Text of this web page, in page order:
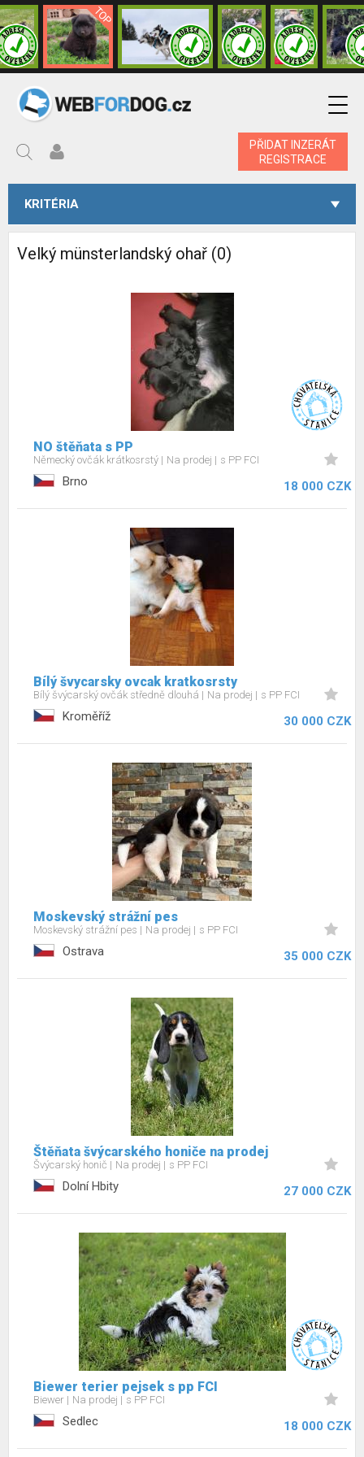
PŘIDAT INZERÁT
REGISTRACE
KRITÉRIA
Velký münsterlandský ohař (0)
NO štěňata s PP
Německý ovčák krátkosrstý Na prodej s PP FCI
Brno 18 000 CZK
Bílý švycarsky ovcak kratkosrsty
Bílý švýcarský ovčák středně dlouhá Na prodej s PP FCI
Kroměříž 30 000 CZK
Moskevský strážní pes
Moskevský strážní pes Na prodej s PP FCI
Ostrava 35 000 CZK
Štěňata švýcarského honiče na prodej
Švýcarský honič Na prodej s PP FCI
Dolní Hbity 27 000 CZK
Biewer terier pejsek s pp FCI
Biewer Na prodej s PP FCI
Sedlec 18 000 CZK